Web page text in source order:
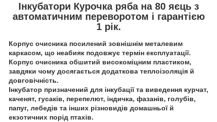
Інкубатори Курочка ряба на 80 яєць з
автоматичним переворотом і гарантією
1 рік.
Корпус очисника посилений зовнішнім металевим
каркасом, що неабияк подовжує термін експлуатації.
Корпус очисника обшитий високоміцним пластиком,
завдяки чому досягається додаткова теплоізоляція й
довговічність.
Інкубатор призначений для інкубації та виведення курчат,
каченят, гусаків, перепелют, індичка, фазанів, голубів,
папуг, лебедів та інших різновидів домашньої й
екзотичних порід птахів.